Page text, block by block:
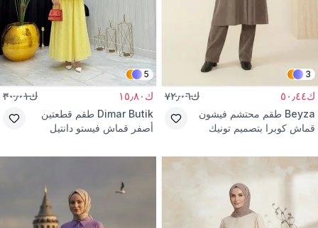
3
ك٥٠٫٤٤ ك٧٢٫٠٦
Beyza طقم محتشم فيشون
قماش كوبرا بتصميم تونيك
5
ك١٥٫٨٠ ك٣٠٫٠١
Dimar Butik طقم قطعتين
أصفر قماش فيستو دانتيل